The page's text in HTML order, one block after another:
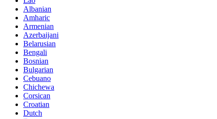
Albanian
Amharic
Armenian
Azerbaijani
Belarusian
Bengali
Bosnian
Bulgarian
Cebuano
Chichewa
Corsican
Croatian
Dutch